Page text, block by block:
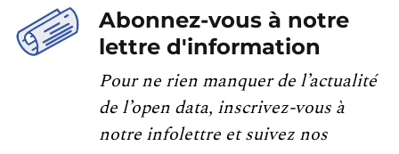
Abonnez-vous à notre
lettre d'information
Pour ne rien manquer de l’actualité
de l’open data, inscrivez-vous à
notre infolettre et suivez nos